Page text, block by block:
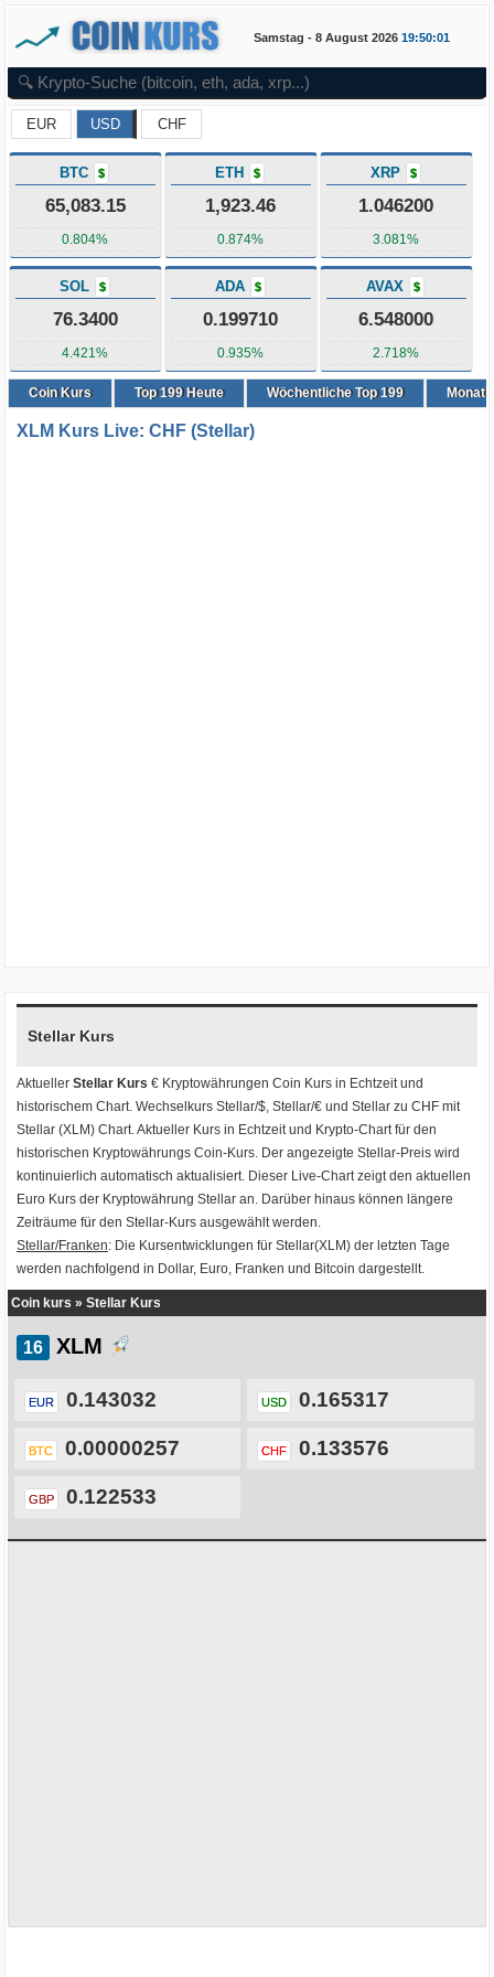
Samstag - 8 August 2026 19:50:02
EUR USD CHF
BTC $
65,083.15
0.804%
ETH $
1,923.46
0.874%
XRP $
1.046200
3.081%
SOL $
76.3400
4.421%
ADA $
0.199710
0.935%
AVAX $
6.548000
2.718%
Coin Kurs Top199Heute Wöchentliche Top 199
XLM Kurs Live: CHF (Stellar)
Stellar Kurs
Aktueller Stellar Kurs € Kryptowährungen Coin Kurs in Echtzeit und
historischem Chart. Wechselkurs Stellar/$, Stellar/€ und Stellar zu CHF mit
Stellar (XLM) Chart. Aktueller Kurs in Echtzeit und Krypto-Chart für den
historischen Kryptowährungs Coin-Kurs. Der angezeigte Stellar-Preis wird
kontinuierlich automatisch aktualisiert. Dieser Live-Chart zeigt den aktuellen
Euro Kurs der Kryptowährung Stellar an. Darüber hinaus können längere
Zeiträume für den Stellar-Kurs ausgewählt werden.
Stellar/Franken: Die Kursentwicklungen für Stellar(XLM) der letzten Tage
werden nachfolgend in Dollar, Euro, Franken und Bitcoin dargestellt.
Coin kurs » Stellar Kurs
XLM
EUR 0.143032 USD 0.165317
BTC 0.00000257 CHF 0.133576
GBP 0.122533